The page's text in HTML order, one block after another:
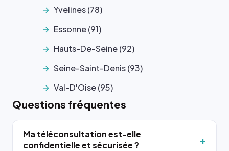
Yvelines (78)
Essonne (91)
Hauts-De-Seine (92)
Seine-Saint-Denis (93)
Val-D'Oise (95)
Questions fréquentes
Ma téléconsultation est-elle
confidentielle et sécurisée ?